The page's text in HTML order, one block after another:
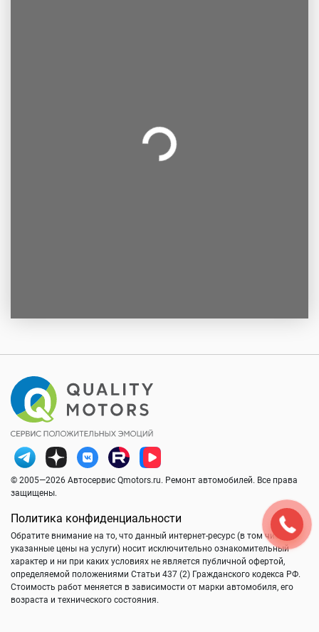
© 2005—2026 Автосервис Qmotors.ru. Ремонт автомобилей. Все права
защищены.
Политика конфиденциальности
Обратите внимание на то, что данный интернет-ресурс (в том числе
указанные цены на услуги) носит исключительно ознакомительный
характер и ни при каких условиях не является публичной офертой,
определяемой положениями Статьи 437 (2) Гражданского кодекса РФ.
Стоимость работ меняется в зависимости от марки автомобиля, его
возраста и технического состояния.